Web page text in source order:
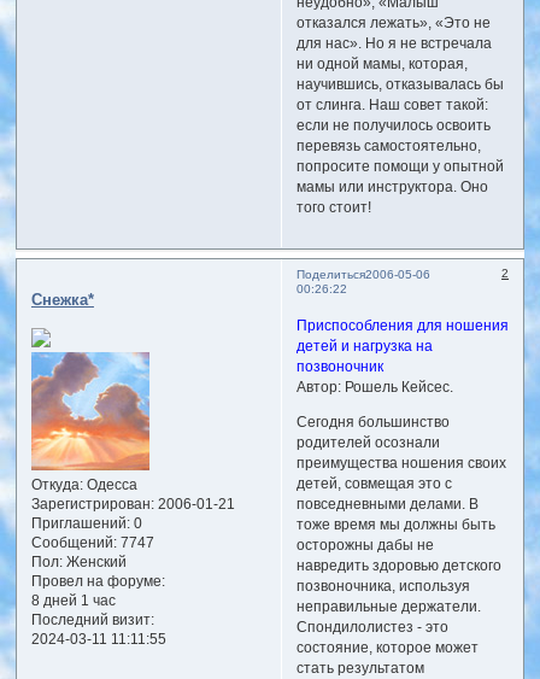
отказался лежать», «Это не
для нас». Но я не встречала
ни одной мамы, которая,
научившись, отказывалась бы
от слинга. Наш совет такой:
если не получилось освоить
перевязь самостоятельно,
попросите помощи у опытной
мамы или инструктора. Оно
того стоит!
Поделиться 2
2006-05-06
00:26:22
Снежка*
Откуда:Одесса
Зарегистрирован: 2006-01-21
Приглашений:0
Сообщений:7747
Пол:Женский
Провел на форуме:
8 дней 1 час
Последний визит:
2024-03-11 11:11:55
Приспособления для ношения
детей и нагрузка на
позвоночник
Автор: Рошель Кейсес.
Сегодня большинство
родителей осознали
преимущества ношения своих
детей, совмещая это с
повседневными делами. В
тоже время мы должны быть
осторожны дабы не
навредить здоровью детского
позвоночника, используя
неправильные держатели.
Спондилолистез - это
состояние, которое может
стать результатом